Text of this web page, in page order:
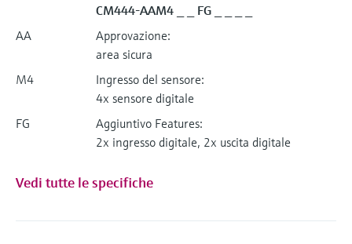
CM444-AAM4 _ _ FG _ _ _ _
Approvazione:
AA
area sicura
Ingresso del sensore:
M4
4x sensore digitale
Aggiuntivo Features:
FG
2x ingresso digitale, 2x uscita digitale
Vedi tutte le specifiche